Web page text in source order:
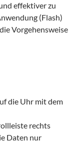
effektiver zu
(Flash)
Vorgehensweise
die Uhr mit dem
rechts
Daten nur